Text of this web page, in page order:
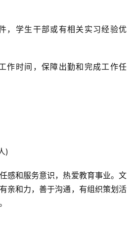
，学生干部或有相关实习经验优
作时间，保障出勤和完成工作任
)
感和服务意识，热爱教育事业。文
亲和力，善于沟通，有组织策划活